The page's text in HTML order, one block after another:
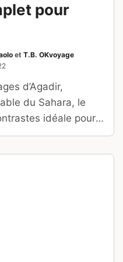
pour
et T.B. OKvoyage
d’Agadir,
du Sahara, le
idéale pour